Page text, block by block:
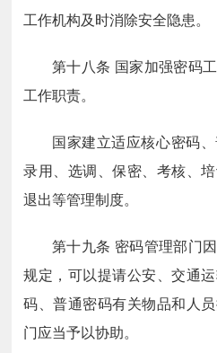
工作机构及时消除安全隐患。
第十八条 国家加强密码
工作职责。
国家建立适应核心密码
录用、选调、保密、考核、
退出等管理制度。
第十九条 密码管理部门
规定，可以提请公安、交通
码、普通密码有关物品和人
门应当予以协助。